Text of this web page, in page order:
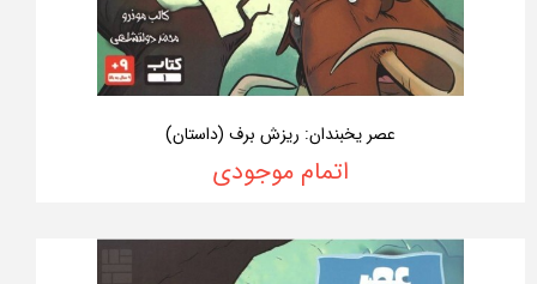
عصر یخبندان: ریزش برف (داستان)
اتمام موجودی